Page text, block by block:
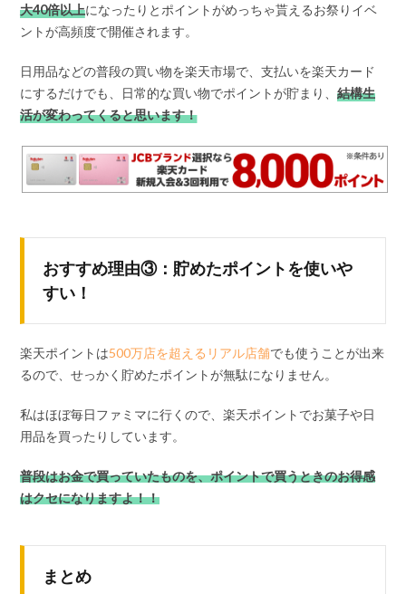
大40倍以上になったりとポイントがめっちゃ貰えるお祭りイベ
ントが高頻度で開催されます。
日用品などの普段の買い物を楽天市場で、支払いを楽天カード
にするだけでも、日常的な買い物でポイントが貯まり、結構生
活が変わってくると思います！
おすすめ理由③：貯めたポイントを使いや
すい！
楽天ポイントは500万店を超えるリアル店舗でも使うことが出来
るので、せっかく貯めたポイントが無駄になりません。
私はほぼ毎日ファミマに行くので、楽天ポイントでお菓子や日
用品を買ったりしています。
普段はお金で買っていたものを、ポイントで買うときのお得感
はクセになりますよ！！
まとめ